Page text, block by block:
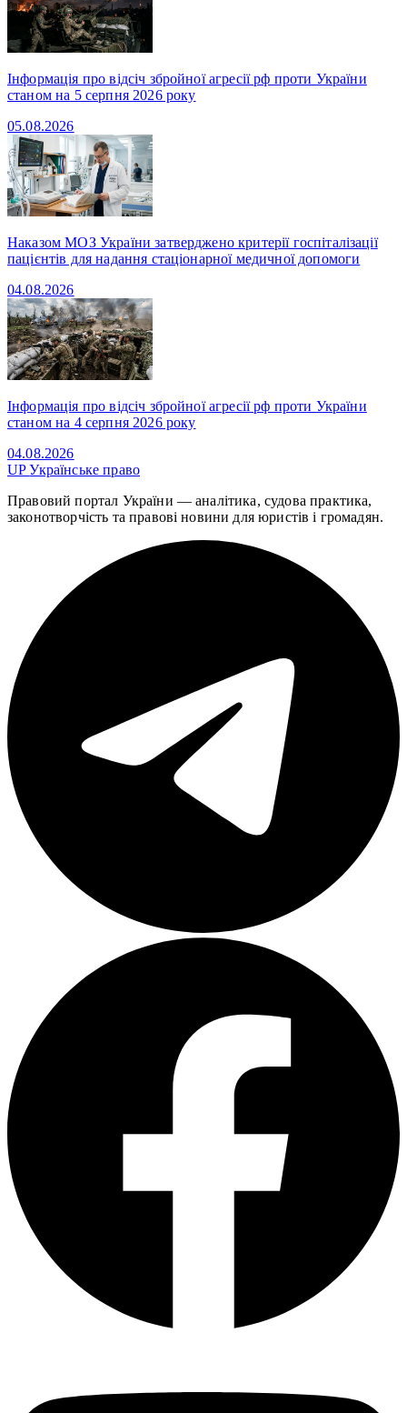
Інформація про відсіч збройної агресії рф проти України
станом на 5 серпня 2026 року
05.08.2026
Наказом МОЗ України затверджено критерії госпіталізації
пацієнтів для надання стаціонарної медичної допомоги
04.08.2026
Інформація про відсіч збройної агресії рф проти України
станом на 4 серпня 2026 року
04.08.2026
UPУкраїнське право
Правовий портал України — аналітика, судова практика,
законотворчість та правові новини для юристів і громадян.